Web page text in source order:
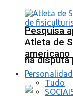
Pesquisa
na disputa
Atleta de
Tudo